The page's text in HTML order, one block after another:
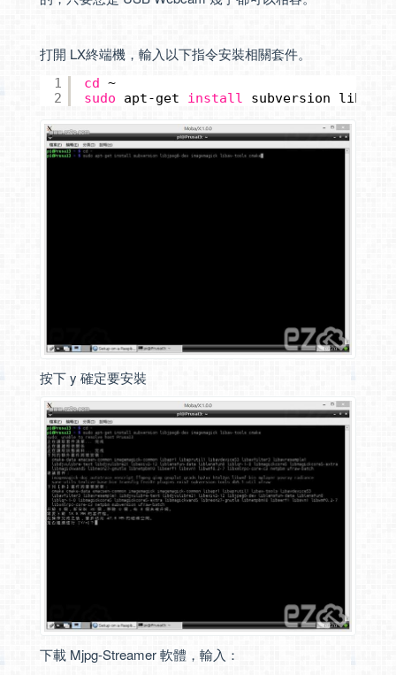
打開 LX終端機，輸入以下指令安裝相關套件。
1
2
cd ~
sudo
apt-get install subversion
按下 y 確定要安裝
下載 Mjpg-Streamer 軟體，輸入：